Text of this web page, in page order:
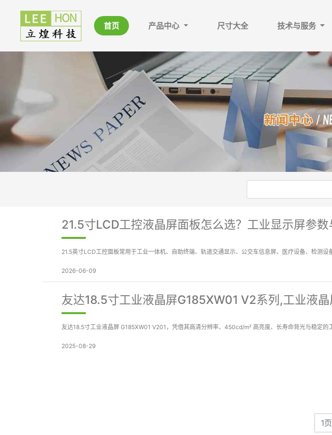
首页 产品中心 尺寸大全 技术与服务
21.5寸LCD工控液晶屏面板怎么选？工业显示屏参
21.5英寸LCD工控面板常用于工业一体机、自助终端、轨道交通显示、公交车信息屏、医疗设备、检测
2026-06-09
友达18.5寸工业液晶屏G185XW01 V2系列,工业液
友达18.5寸工业液晶屏 G185XW01 V201，凭借其高清分辨率、450cd/m² 高亮度、长寿命背光与稳定
2025-08-29
1